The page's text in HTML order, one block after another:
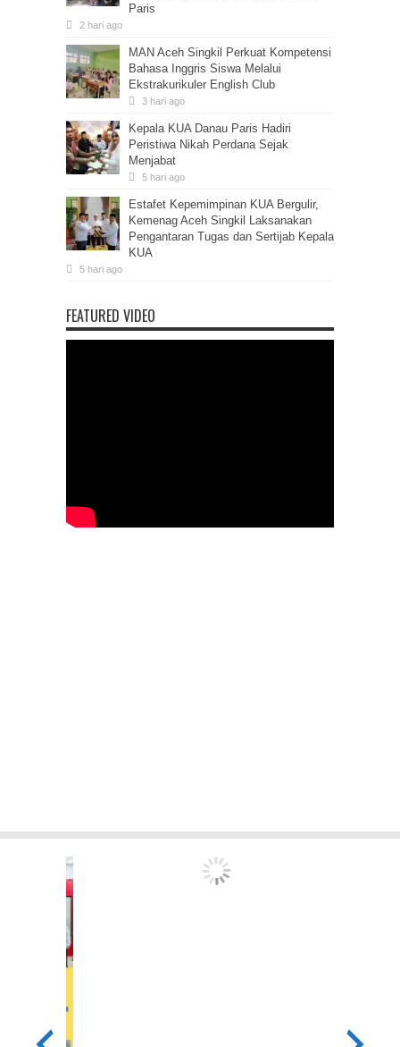
Paris
2 hari ago
MAN Aceh Singkil Perkuat Kompetensi
Bahasa Inggris Siswa Melalui
Ekstrakurikuler English Club
3 hari ago
Kepala KUA Danau Paris Hadiri
Peristiwa Nikah Perdana Sejak
Menjabat
5 hari ago
Estafet Kepemimpinan KUA Bergulir,
Kemenag Aceh Singkil Laksanakan
Pengantaran Tugas dan Sertijab Kepala
KUA
5 hari ago
FEATURED VIDEO